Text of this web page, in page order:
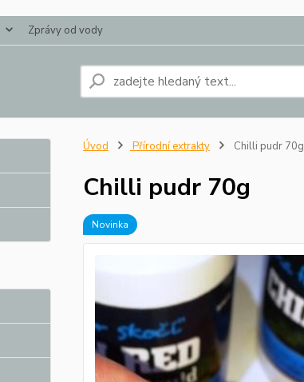
Zprávy od vody
Úvod Přírodní extrakty Chilli pudr 70g
Chilli pudr 70g
Novinka